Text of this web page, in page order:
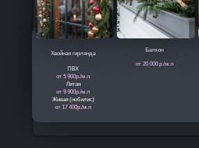
Хвойная гирлянда
ПВХ
от 5 900р./м.п
Литая
от 9 900р./м.п
Живая (нобилис)
от 17 400р./м.п
Балкон
от 20 000 р./м.п